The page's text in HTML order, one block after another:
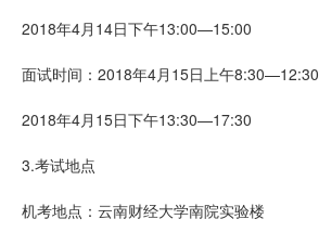
2018年4月14日下午13:00—15:00
面试时间：2018年4月15日上午8:30—12:30
2018年4月15日下午13:30—17:30
3.考试地点
机考地点：云南财经大学南院实验楼